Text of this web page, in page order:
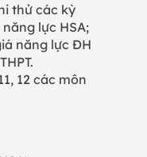
thử các kỳ
lực HSA;
năng lực ĐH
12 các môn